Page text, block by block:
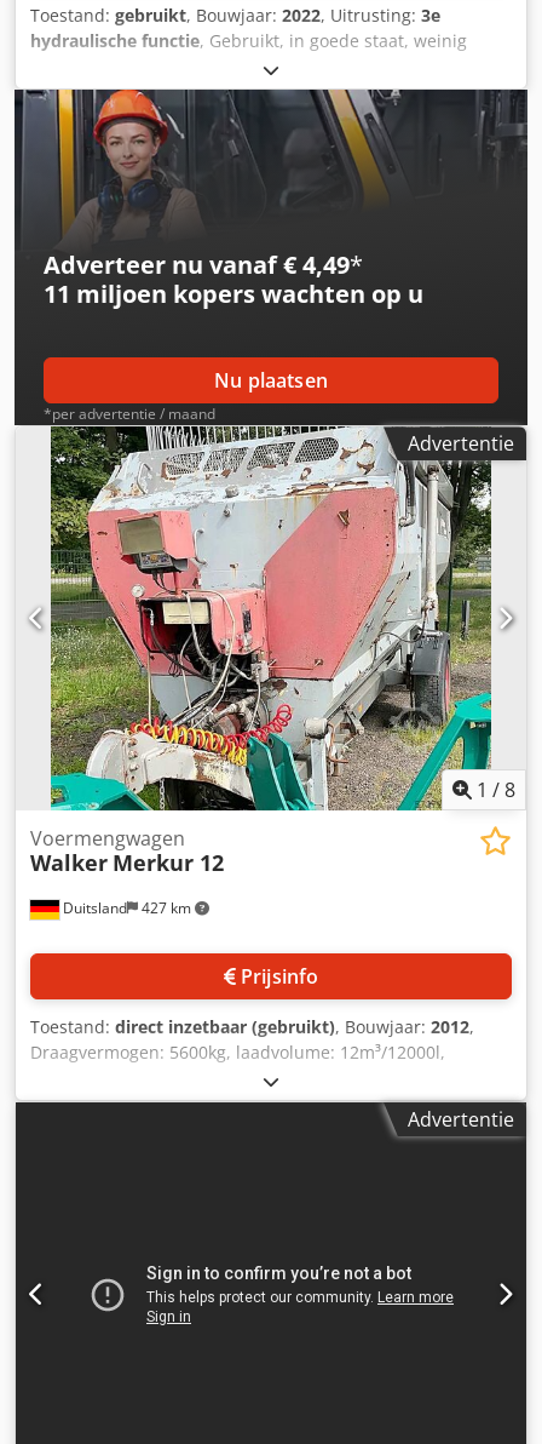
Toestand: gebruikt, Bouwjaar: 2022, Uitrusting: 3e
hydraulische functie, Gebruikt, in goede staat, weinig
gebruikt en niet meer nodig. Crodpfszln Scsx Am Tjf
Adverteer nu vanaf € 4,49*
11 miljoen koperswachten op u
Nu plaatsen
*per advertentie / maand
Advertentie
1 /8
Duitsland 427 km
Voermengwagen
Walker Merkur 12
Prijsinfo
Toestand: direct inzetbaar (gebruikt), Bouwjaar: 2012,
Draagvermogen: 5600kg, laadvolume: 12m³/12000l,
maximumsnelheid: 25km/h, aantal vijzels: 1, bandenmaat:
315/60 R22.5, profieldiepte banden: 10mm, weegsysteem:
weegschalen, voeruitworp: linksvoor, corrosie: zichtbaar.
Advertentie